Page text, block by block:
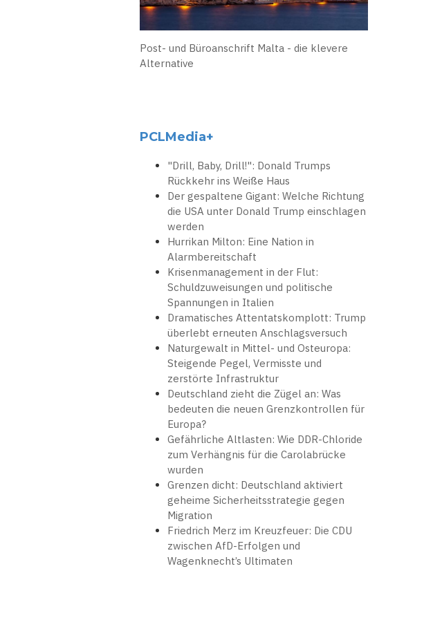
Post- und Büroanschrift Malta - die klevere
Alternative
PCLMedia+
"Drill, Baby, Drill!": Donald Trumps
Rückkehr ins Weiße Haus
Der gespaltene Gigant: Welche Richtung
die USA unter Donald Trump einschlagen
werden
Hurrikan Milton: Eine Nation in
Alarmbereitschaft
Krisenmanagement in der Flut:
Schuldzuweisungen und politische
Spannungen in Italien
Dramatisches Attentatskomplott: Trump
überlebt erneuten Anschlagsversuch
Naturgewalt in Mittel- und Osteuropa:
Steigende Pegel, Vermisste und
zerstörte Infrastruktur
Deutschland zieht die Zügel an: Was
bedeuten die neuen Grenzkontrollen für
Europa?
Gefährliche Altlasten: Wie DDR-Chloride
zum Verhängnis für die Carolabrücke
wurden
Grenzen dicht: Deutschland aktiviert
geheime Sicherheitsstrategie gegen
Migration
Friedrich Merz im Kreuzfeuer: Die CDU
zwischen AfD-Erfolgen und
Wagenknecht’s Ultimaten